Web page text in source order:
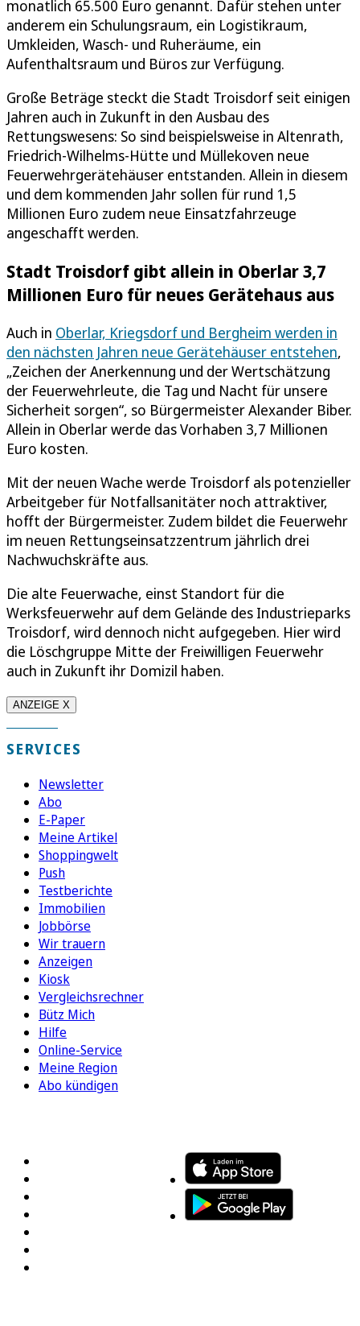
monatlich 65.500 Euro genannt. Dafür stehen unter
anderem ein Schulungsraum, ein Logistikraum,
Umkleiden, Wasch- und Ruheräume, ein
Aufenthaltsraum und Büros zur Verfügung.
Große Beträge steckt die Stadt Troisdorf seit einigen
Jahren auch in Zukunft in den Ausbau des
Rettungswesens: So sind beispielsweise in Altenrath,
Friedrich-Wilhelms-Hütte und Müllekoven neue
Feuerwehrgerätehäuser entstanden. Allein in diesem
und dem kommenden Jahr sollen für rund 1,5
Millionen Euro zudem neue Einsatzfahrzeuge
angeschafft werden.
Stadt Troisdorf gibt allein in Oberlar 3,7
Millionen Euro für neues Gerätehaus aus
Auch in Oberlar, Kriegsdorf und Bergheim werden in
den nächsten Jahren neue Gerätehäuser entstehen,
„Zeichen der Anerkennung und der Wertschätzung
der Feuerwehrleute, die Tag und Nacht für unsere
Sicherheit sorgen“, so Bürgermeister Alexander Biber.
Allein in Oberlar werde das Vorhaben 3,7 Millionen
Euro kosten.
Mit der neuen Wache werde Troisdorf als potenzieller
Arbeitgeber für Notfallsanitäter noch attraktiver,
hofft der Bürgermeister. Zudem bildet die Feuerwehr
im neuen Rettungseinsatzzentrum jährlich drei
Nachwuchskräfte aus.
Die alte Feuerwache, einst Standort für die
Werksfeuerwehr auf dem Gelände des Industrieparks
Troisdorf, wird dennoch nicht aufgegeben. Hier wird
die Löschgruppe Mitte der Freiwilligen Feuerwehr
auch in Zukunft ihr Domizil haben.
ANZEIGE X
SERVICES
Newsletter
Abo
E-Paper
Meine Artikel
Shoppingwelt
Push
Testberichte
Immobilien
Jobbörse
Wir trauern
Anzeigen
Kiosk
Vergleichsrechner
Bütz Mich
Hilfe
Online-Service
Meine Region
Abo kündigen